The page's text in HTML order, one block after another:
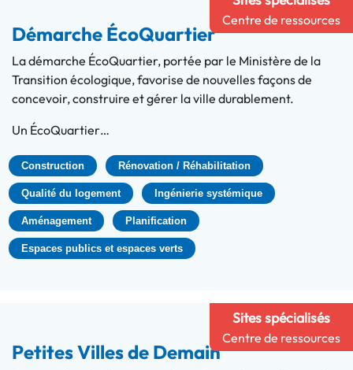
Centre de ressources
Démarche ÉcoQuartier
La démarche ÉcoQuartier, portée par le Ministère de la
Transition écologique, favorise de nouvelles façons de
concevoir, construire et gérer la ville durablement.
Un ÉcoQuartier…
Construction Rénovation / Réhabilitation
Qualité du logement Ingénierie systémique
Aménagement Planification
Espaces publics et espaces verts
Sites spécialisés
Centre de ressources
Petites Villes de Demain